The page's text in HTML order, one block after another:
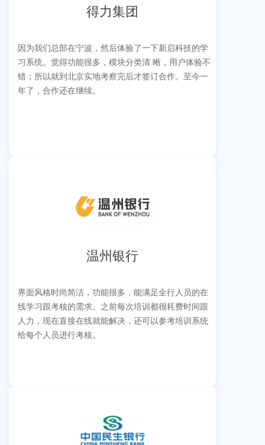
得力集团
因为我们总部在宁波，然后体验了一下新启科技的学
习系统。觉得功能很多，模块分类清 晰，用户体验不
错；所以就到北京实地考察完后才签订合作。至今一
年了，合作还在继续。
温州银行
界面风格时尚简洁，功能很多，能满足全行人员的在
线学习跟考核的需求。之前每次培训都很耗费时间跟
人力，现在直接在线就能解决，还可以参考培训系统
给每个人员进行考核。